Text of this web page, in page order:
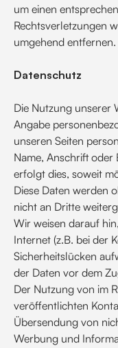
um einen
Rechtsverletzungen
umgehend entfernen.
Datenschutz
Die Nutzung unserer
Angabe
unseren Seiten
Name, Anschrift
erfolgt dies, soweit
Diese Daten werden
nicht an Dritte
Wir weisen darauf
Internet (z.B. bei der
Sicherheitslücken
der Daten vor dem
Der Nutzung von im
veröffentlichten
Übersendung von
Werbung und